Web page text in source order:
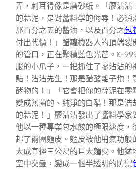
弄，刺耳得像是磨砂紙。「廖沾沾
的蒜泥，是對醬料學的侮辱！必須
那百分之五的醬油，以及百分之包
付出代價！」醋罐機器人的頂端裂
的管口，正在聚積藍色光芒。K-
服的小爪子，一把抓住了廖沾沾的
點！沾沾先生！那是醋酸離子炮！
酵物的！」「它會把你的蒜泥在零
變成無菌的、純淨的白醋！那是浩
的蒜泥！」廖沾沾發出了醬料學家
他以一種專業包水餃的極限速度，
起了兩團麵皮。麵皮被他用氣功般
大成直徑三公尺的巨大麵皮。他猛
空中交疊，變成一個半透明的防禦